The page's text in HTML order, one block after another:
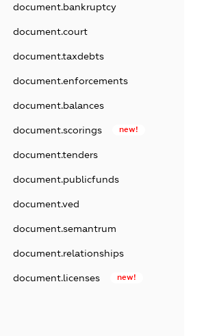
document.bankruptcy
document.court
document.taxdebts
document.enforcements
document.balances
document.scorings new!
document.tenders
document.publicfunds
document.ved
document.semantrum
document.relationships
document.licenses new!